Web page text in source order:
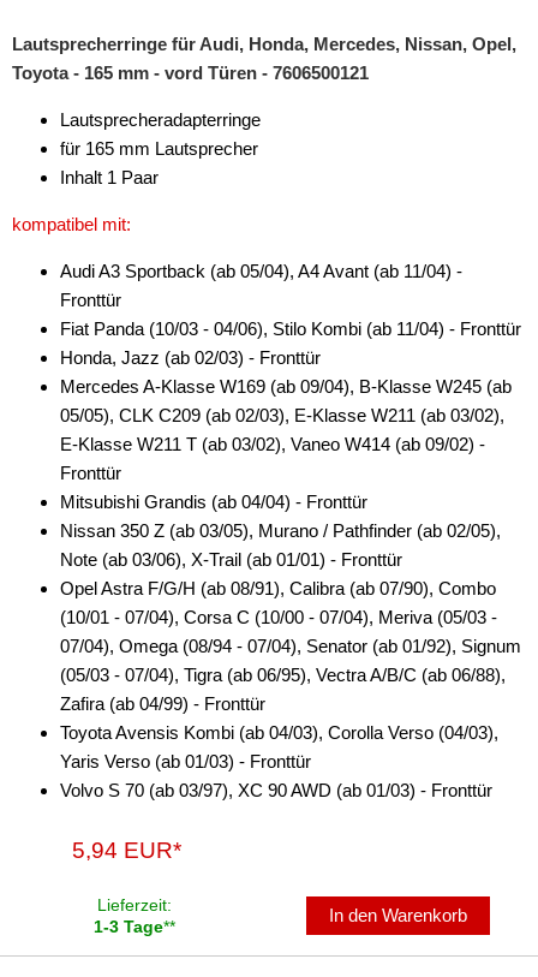
Antennenzubehör
Bluetooth
CAN-BUS-Adapter
Cinch-Kabel
DAB+
Entriegelung
Entstörmaterial
Ersatzteile
Fahrzeughalter
Fernbedienungen
Freischaltmodule
Freisprechadapter
Frequenzweichen
Handyhalterungen
iPod
Lautsprecheradapter
Lautsprechereinbauset
Lautsprecherkabel
Lautsprecherringe für Audi, Honda, Mercedes, Nissan, Opel,
Toyota - 165 mm - vord Türen - 7606500121
Lautsprecheradapterringe
für 165 mm Lautsprecher
Inhalt 1 Paar
kompatibel mit:
Audi A3 Sportback (ab 05/04), A4 Avant (ab 11/04) -
Fronttür
Fiat Panda (10/03 - 04/06), Stilo Kombi (ab 11/04) - Fronttür
Honda, Jazz (ab 02/03) - Fronttür
Mercedes A-Klasse W169 (ab 09/04), B-Klasse W245 (ab
05/05), CLK C209 (ab 02/03), E-Klasse W211 (ab 03/02),
E-Klasse W211 T (ab 03/02), Vaneo W414 (ab 09/02) -
Fronttür
Mitsubishi Grandis (ab 04/04) - Fronttür
Nissan 350 Z (ab 03/05), Murano / Pathfinder (ab 02/05),
Note (ab 03/06), X-Trail (ab 01/01) - Fronttür
Opel Astra F/G/H (ab 08/91), Calibra (ab 07/90), Combo
(10/01 - 07/04), Corsa C (10/00 - 07/04), Meriva (05/03 -
07/04), Omega (08/94 - 07/04), Senator (ab 01/92), Signum
(05/03 - 07/04), Tigra (ab 06/95), Vectra A/B/C (ab 06/88),
Zafira (ab 04/99) - Fronttür
Toyota Avensis Kombi (ab 04/03), Corolla Verso (04/03),
Yaris Verso (ab 01/03) - Fronttür
Volvo S 70 (ab 03/97), XC 90 AWD (ab 01/03) - Fronttür
5,94 EUR*
Lieferzeit:
1-3 Tage**
In den Warenkorb